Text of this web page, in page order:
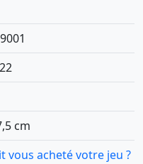
cm
vous acheté votre jeu ?